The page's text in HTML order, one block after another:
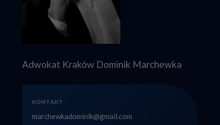
Adwokat Kraków Dominik Marchewka
KONTAKT
marchewkadominik@gmail.com